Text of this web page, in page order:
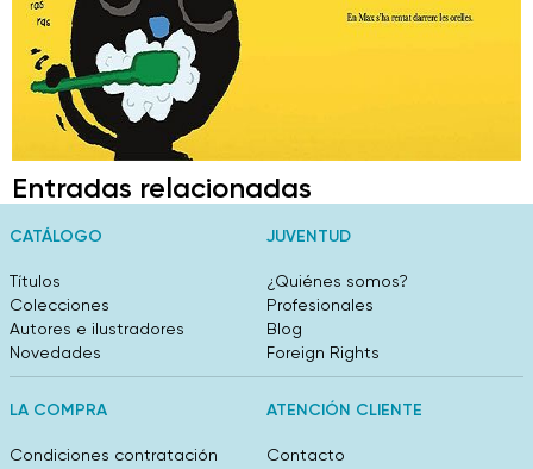
Entradas relacionadas
CATÁLOGO
Títulos
Colecciones
Autores e ilustradores
Novedades
JUVENTUD
¿Quiénes somos?
Profesionales
Blog
Foreign Rights
LA COMPRA
Condiciones contratación
ATENCIÓN CLIENTE
Contacto